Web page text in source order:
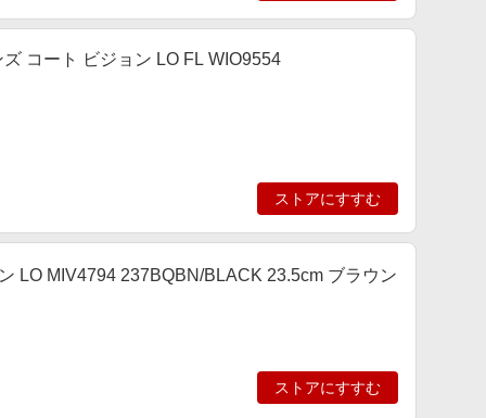
コート ビジョン LO FL WIO9554
ストアにすすむ
LO MIV4794 237BQBN/BLACK 23.5cm ブラウン
ストアにすすむ